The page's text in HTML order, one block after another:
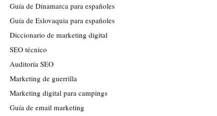
Guía de Dinamarca para españoles
Guía de Eslovaquia para españoles
Diccionario de marketing digital
SEO técnico
Auditoría SEO
Marketing de guerrilla
Marketing digital para campings
Guía de email marketing